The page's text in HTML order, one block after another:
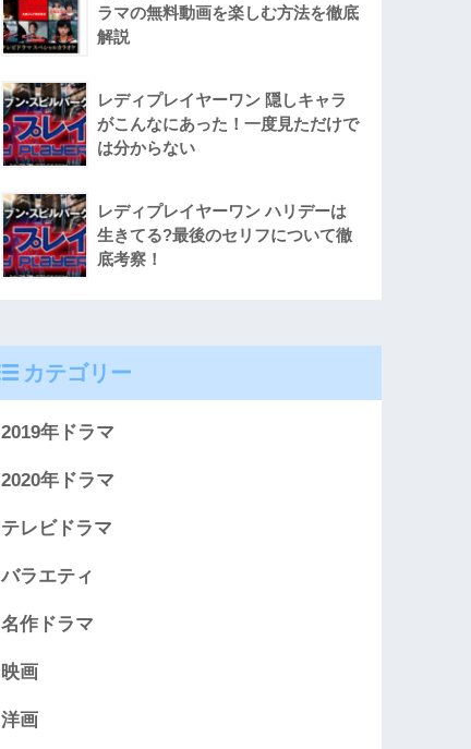
ラマの無料動画を楽しむ方法を徹底
解説
レディプレイヤーワン 隠しキャラ
がこんなにあった！一度見ただけで
は分からない
レディプレイヤーワン ハリデーは
生きてる?最後のセリフについて徹
底考察！
カテゴリー
2019年ドラマ
2020年ドラマ
テレビドラマ
バラエティ
名作ドラマ
映画
洋画